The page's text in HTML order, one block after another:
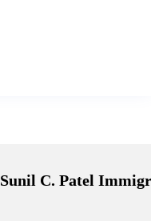
Sunil C. Patel